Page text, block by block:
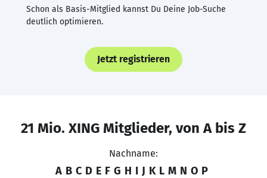
Schon als Basis-Mitglied kannst Du Deine Job-Suche
deutlich optimieren.
Jetzt registrieren
21 Mio. XING Mitglieder, von A bis Z
Nachname:
A B C D E F G H I J K L M N O P